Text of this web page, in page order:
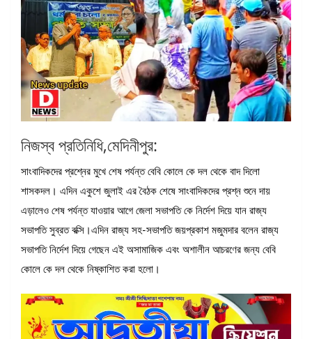
নিজস্ব প্রতিনিধি,মেদিনীপুর:
সাংবাদিকদের প্রশ্নের মুখে শেষ পর্যন্ত বেবি কোলে কে দল থেকে বাদ দিলো
শাসকদল। এদিন একুশে জুলাই এর বৈঠক শেষে সাংবাদিকদের প্রশ্ন শুনে দায়
এড়ালেও শেষ পর্যন্ত যাওয়ার আগে জেলা সভাপতি কে নির্দেশ দিয়ে যান রাজ্য
সভাপতি সুব্রত বক্সি।এদিন রাজ্য সহ-সভাপতি জয়প্রকাশ মজুমদার বলেন রাজ্য
সভাপতি নির্দেশ দিয়ে গেছেন এই অসামাজিক এবং অশালীন আচরণের জন্য বেবি
কোলে কে দল থেকে নিষ্কাশিত করা হলো।